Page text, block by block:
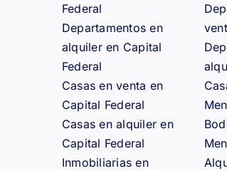
Federal
Departamentos en
alquiler en Capital
Federal
Casas en venta en
Capital Federal
Casas en alquiler en
Capital Federal
Inmobiliarias en